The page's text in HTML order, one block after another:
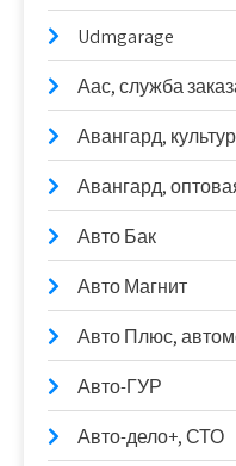
Udmgarage
Аас, служба
Авангард,
Авангард,
Авто Бак
Авто Магнит
Авто Плюс,
Авто-ГУР
Авто-дело+, СТО